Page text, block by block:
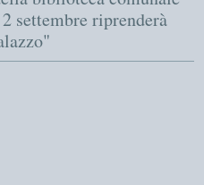
settembre riprenderà